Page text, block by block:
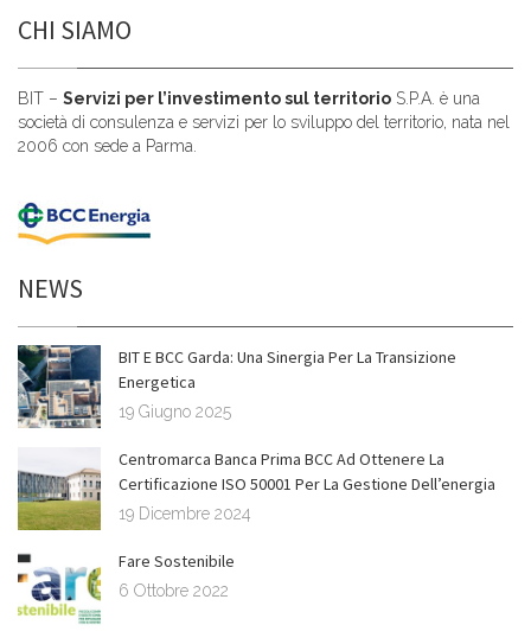
CHI SIAMO
BIT – Servizi per l’investimento sul territorio S.P.A. è una
società di consulenza e servizi per lo sviluppo del territorio, nata nel
2006 con sede a Parma.
NEWS
BIT E BCC Garda: Una Sinergia Per La Transizione
Energetica
19 Giugno 2025
Centromarca Banca Prima BCC Ad Ottenere La
Certificazione ISO 50001 Per La Gestione Dell’energia
19 Dicembre 2024
Fare Sostenibile
6 Ottobre 2022